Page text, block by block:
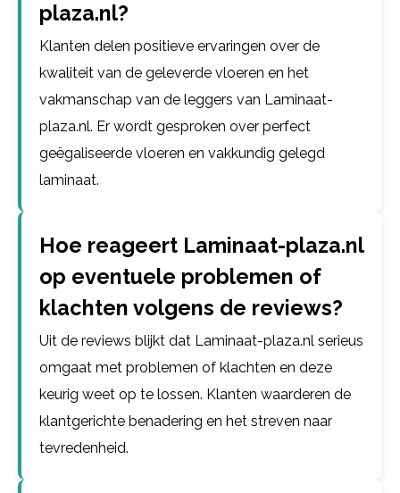
plaza.nl?
Klanten delen positieve ervaringen over de
kwaliteit van de geleverde vloeren en het
vakmanschap van de leggers van Laminaat-
plaza.nl. Er wordt gesproken over perfect
geëgaliseerde vloeren en vakkundig gelegd
laminaat.
Hoe reageert Laminaat-plaza.nl
op eventuele problemen of
klachten volgens de reviews?
Uit de reviews blijkt dat Laminaat-plaza.nl serieus
omgaat met problemen of klachten en deze
keurig weet op te lossen. Klanten waarderen de
klantgerichte benadering en het streven naar
tevredenheid.